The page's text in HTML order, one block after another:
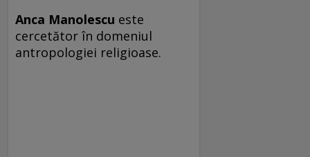
Anca Manolescu este
cercetător în domeniul
antropologiei religioase.